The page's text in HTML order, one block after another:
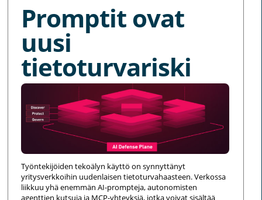
Promptit ovat
uusi
tietoturvariski
Työntekijöiden tekoälyn käyttö on synnyttänyt
yritysverkkoihin uudenlaisen tietoturvahaasteen. Verkossa
liikkuu yhä enemmän AI-prompteja, autonomisten
agenttien kutsuja ja MCP-yhteyksiä, jotka voivat sisältää